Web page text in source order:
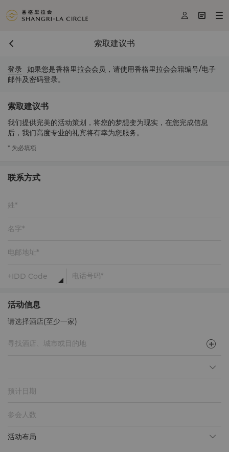
  
索取建议书
登录 如果您是香格里拉会会员，请使用香格里拉会会籍编号/电子
邮件及密码登录。
索取建议书
我们提供完美的活动策划，将您的梦想变为现实，在您完成信息
后，我们高度专业的礼宾将有幸为您服务。
* 为必填项
联系方式
活动信息
请选择酒店(至少一家)
预计日期
活动布局